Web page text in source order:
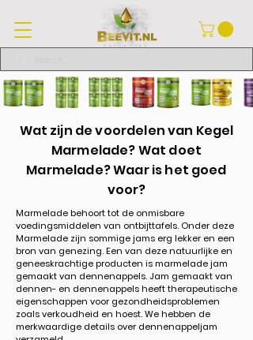
Wat zijn de voordelen van Kegel
Marmelade? Wat doet
Marmelade? Waar is het goed
voor?
Marmelade behoort tot de onmisbare
voedingsmiddelen van ontbijttafels. Onder deze
Marmelade zijn sommige jams erg lekker en een
bron van genezing. Een van deze natuurlijke en
geneeskrachtige producten is marmelade jam
gemaakt van dennenappels. Jam gemaakt van
dennen- en dennenappels heeft therapeutische
eigenschappen voor gezondheidsproblemen
zoals verkoudheid en hoest. We hebben de
merkwaardige details over dennenappeljam